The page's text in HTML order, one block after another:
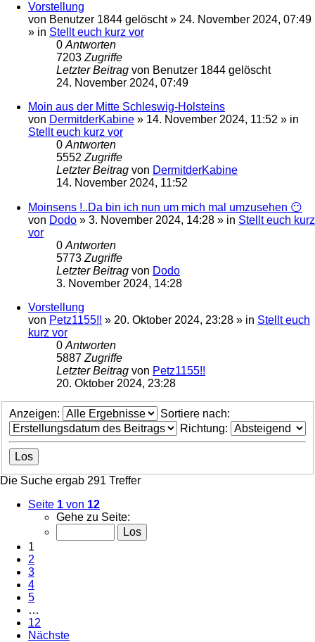
Vorstellung
von Benutzer 1844 gelöscht» 24. November 2024, 07:49
» in Stellt euch kurz vor
0 Antworten
7203 Zugriffe
Letzter Beitrag von Benutzer 1844 gelöscht
24. November 2024, 07:49
Moin aus der Mitte Schleswig-Holsteins
von DermitderKabine » 14. November 2024, 11:52 » in
Stellt euch kurz vor
0 Antworten
5552 Zugriffe
Letzter Beitrag von DermitderKabine
14. November 2024, 11:52
Moinsens !..Da bin ich nun um mich mal umzusehen 😶
von Dodo » 3. November 2024, 14:28 » in Stellt euch kurz
vor
0 Antworten
5773 Zugriffe
Letzter Beitrag von Dodo
3. November 2024, 14:28
Vorstellung
von Petz1155!! » 20. Oktober 2024, 23:28 » in Stellt euch
kurz vor
0 Antworten
5887 Zugriffe
Letzter Beitrag von Petz1155!!
20. Oktober 2024, 23:28
Anzeigen:
Sortiere nach:
Richtung:
Die Suche ergab 291 Treffer
Seite 1 von 12
Gehe zu Seite:
1
2
3
4
5
…
12
Nächste